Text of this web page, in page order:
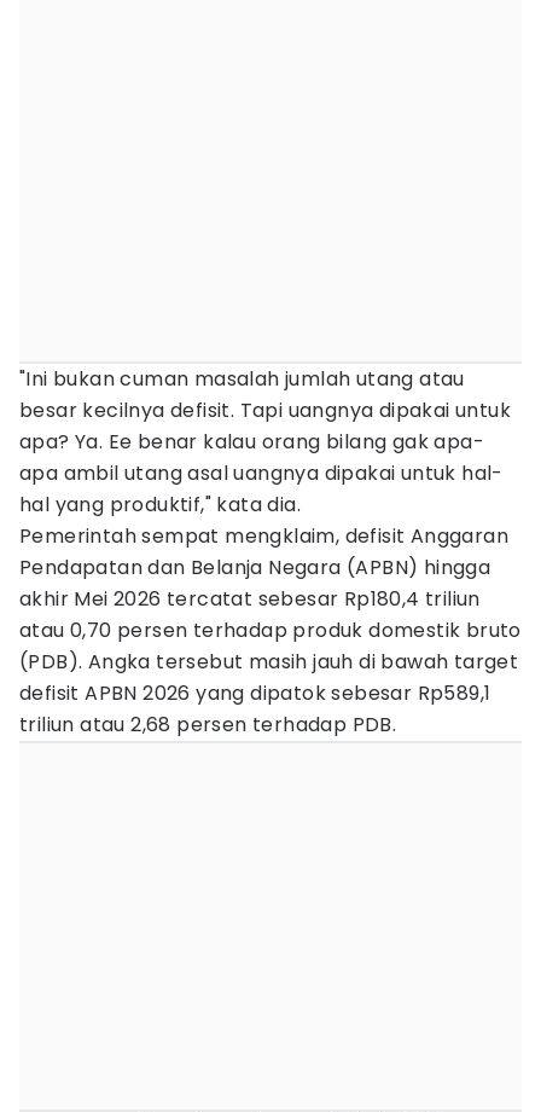
"Ini bukan cuman masalah jumlah utang atau
besar kecilnya defisit. Tapi uangnya dipakai untuk
apa? Ya. Ee benar kalau orang bilang gak apa-
apa ambil utang asal uangnya dipakai untuk hal-
hal yang produktif," kata dia.
Pemerintah sempat mengklaim, defisit Anggaran
Pendapatan dan Belanja Negara (APBN) hingga
akhir Mei 2026 tercatat sebesar Rp180,4 triliun
atau 0,70 persen terhadap produk domestik bruto
(PDB). Angka tersebut masih jauh di bawah target
defisit APBN 2026 yang dipatok sebesar Rp589,1
triliun atau 2,68 persen terhadap PDB.